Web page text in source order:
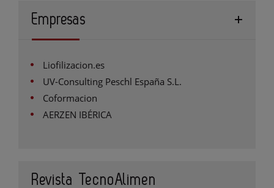
Empresas
Liofilizacion.es
UV-Consulting Peschl España S.L.
Coformacion
AERZEN IBÉRICA
Revista TecnoAlimen